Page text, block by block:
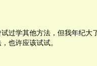
过学其他方法，但我年纪大
也许应该试试。